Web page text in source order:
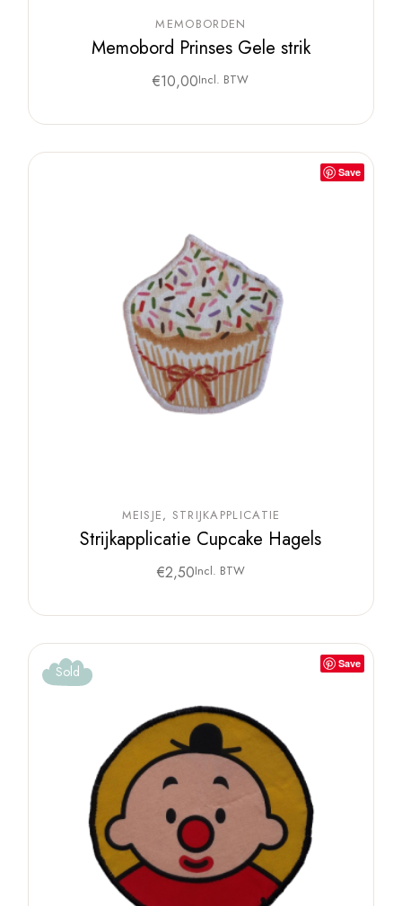
MEMOBORDEN
Memobord Prinses Gele strik
€10,00Incl. BTW
Save
MEISJE STRIJKAPPLICATIE
Strijkapplicatie Cupcake Hagels
€2,50Incl. BTW
Save
Sold